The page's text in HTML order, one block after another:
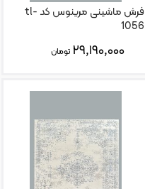
فرش ماشینی مرینوس کد tl-
1056
۲۹,۱۹۰,۰۰۰ تومان